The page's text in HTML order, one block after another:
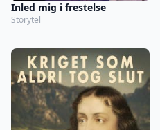
Inled mig i frestelse
Storytel